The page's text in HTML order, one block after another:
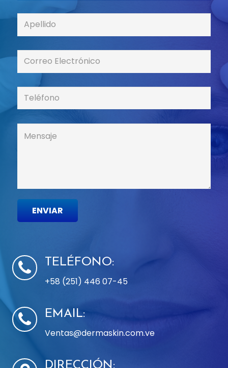
TELÉFONO:
+58 (251) 446 07-45
EMAIL:
Ventas@dermaskin.com.ve